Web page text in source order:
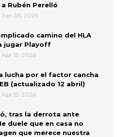
Rubén Perelló
Jun 05, 2026
camino del HLA
jugar Playoff
Apr 15, 2026
lucha por el factor cancha
(actualizado 12 abril)
Apr 15, 2026
tras la derrota ante
duele que en casa no
que merece nuestra